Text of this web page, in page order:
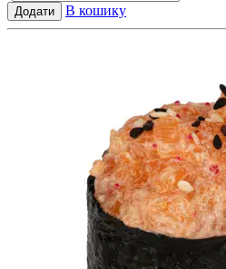
Додати В кошику